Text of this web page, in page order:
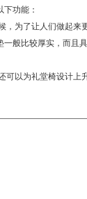
功能：
，为了让人们做起来
一般比较厚实，而且
可以为礼堂椅设计上